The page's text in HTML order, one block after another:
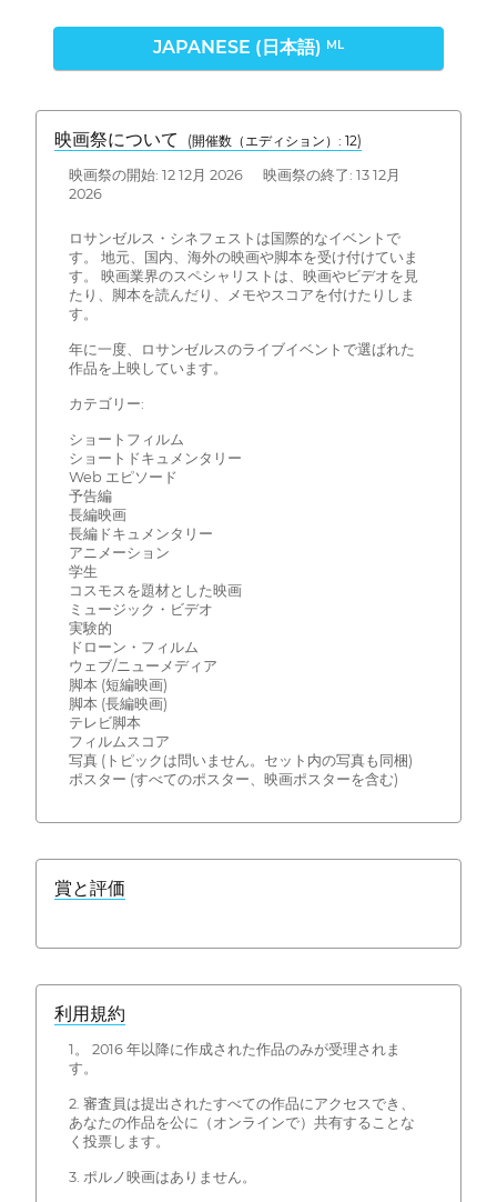
JAPANESE (日本語) ML
映画祭について (開催数（エディション）: 12)
映画祭の開始: 12 12月 2026 映画祭の終了: 13 12月
2026
ロサンゼルス・シネフェストは国際的なイベントで
す。 地元、国内、海外の映画や脚本を受け付けていま
す。 映画業界のスペシャリストは、映画やビデオを見
たり、脚本を読んだり、メモやスコアを付けたりしま
す。
年に一度、ロサンゼルスのライブイベントで選ばれた
作品を上映しています。
カテゴリー:
ショートフィルム
ショートドキュメンタリー
Web エピソード
予告編
長編映画
長編ドキュメンタリー
アニメーション
学生
コスモスを題材とした映画
ミュージック・ビデオ
実験的
ドローン・フィルム
ウェブ/ニューメディア
脚本 (短編映画)
脚本 (長編映画)
テレビ脚本
フィルムスコア
写真 (トピックは問いません。セット内の写真も同梱)
ポスター (すべてのポスター、映画ポスターを含む)
賞と評価
利用規約
1。 2016 年以降に作成された作品のみが受理されま
す。
2. 審査員は提出されたすべての作品にアクセスでき、
あなたの作品を公に（オンラインで）共有することな
く投票します。
3. ポルノ映画はありません。